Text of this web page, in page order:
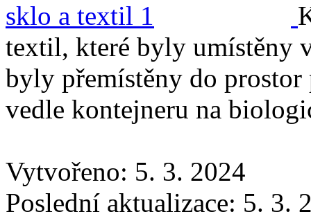
textil, které byly umístěny
byly přemístěny do
vedle kontejneru na
Vytvořeno: 5. 3. 2024
Poslední aktualizace: 5. 3.